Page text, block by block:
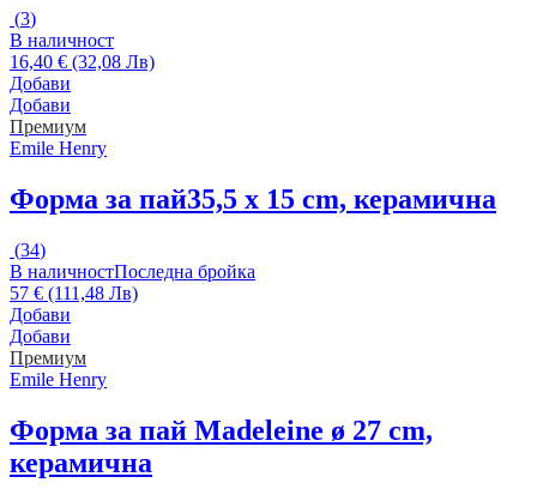
(3)
В наличност
16,40 € (32,08 Лв)
Добави
Добави
Премиум
Emile Henry
Форма за пай35,5 x 15 cm, керамична
(34)
В наличностПоследна бройка
57 € (111,48 Лв)
Добави
Добави
Премиум
Emile Henry
Форма за пай Madeleine ø 27 cm,
керамична